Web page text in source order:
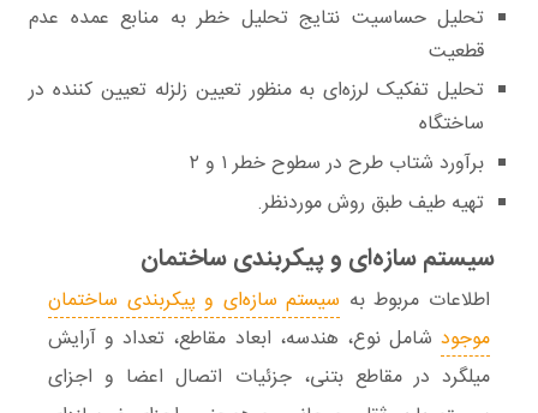
تحلیل حساسیت نتایج تحلیل خطر به منابع عمده عدم
قطعیت
‌تحلیل تفکیک لرزه‌ای به منظور تعیین زلزله تعیین کننده در
ساختگاه
‌برآورد شتاب طرح در سطوح خطر ۱ و ۲
تهیه طیف طبق روش موردنظر.
سیستم سازه‌ای و پیکربندی ساختمان
اطلاعات مربوط به سیستم سازه‌ای و پیکربندی ساختمان
موجود شامل نوع، هندسه، ابعاد مقاطع، تعداد و آرایش
میلگرد در مقاطع بتنی، جزئیات اتصال اعضا و اجزای